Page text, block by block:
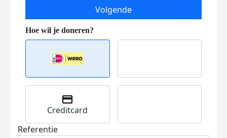
Volgende
Creditcard
Referentie